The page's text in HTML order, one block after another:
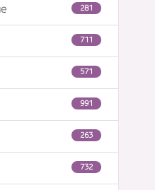
281
711
571
991
263
732